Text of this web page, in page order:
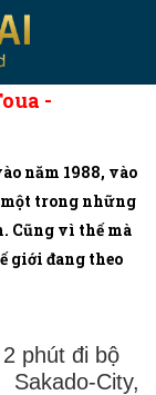
-
năm 1988, vào
trong những
Cũng vì thế mà
giới đang theo
phút đi bộ
City,